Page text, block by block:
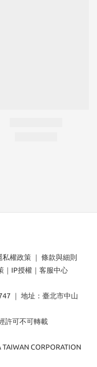
私權政策 ｜ 條款與細則
｜ IP授權 ｜ 客服中心
｜ 地址：臺北市中山
許可不可轉載
CORPORATION